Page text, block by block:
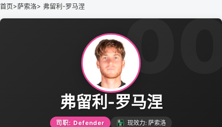
首页>萨索洛> 弗留利-罗马涅
弗留利-罗马涅
司职: Defender 现效力: 萨索洛